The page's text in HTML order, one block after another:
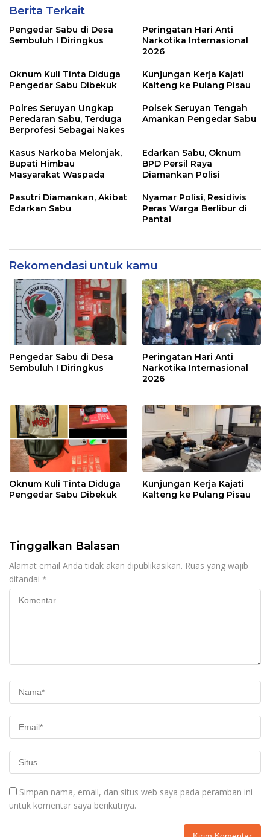
Berita Terkait
Pengedar Sabu di Desa
Sembuluh I Diringkus
Peringatan Hari Anti
Narkotika Internasional
2026
Oknum Kuli Tinta Diduga
Pengedar Sabu Dibekuk
Kunjungan Kerja Kajati
Kalteng ke Pulang Pisau
Polres Seruyan Ungkap
Peredaran Sabu, Terduga
Berprofesi Sebagai Nakes
Polsek Seruyan Tengah
Amankan Pengedar Sabu
Kasus Narkoba Melonjak,
Bupati Himbau
Masyarakat Waspada
Edarkan Sabu, Oknum
BPD Persil Raya
Diamankan Polisi
Pasutri Diamankan, Akibat
Edarkan Sabu
Nyamar Polisi, Residivis
Peras Warga Berlibur di
Pantai
Rekomendasi untuk kamu
Pengedar Sabu di Desa
Sembuluh I Diringkus
Peringatan Hari Anti
Narkotika Internasional
2026
Oknum Kuli Tinta Diduga
Pengedar Sabu Dibekuk
Kunjungan Kerja Kajati
Kalteng ke Pulang Pisau
Tinggalkan Balasan
Alamat email Anda tidak akan dipublikasikan. Ruas yang wajib
ditandai *
Simpan nama, email, dan situs web saya pada peramban ini
untuk komentar saya berikutnya.